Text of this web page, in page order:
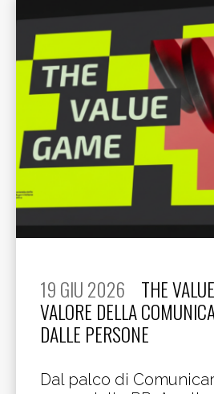
19 GIU 2026
THE
VALORE DELLA
DALLE PERSONE
Dal palco di